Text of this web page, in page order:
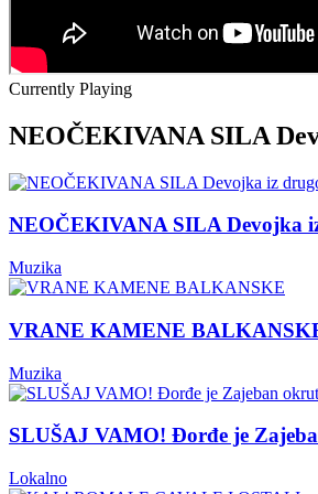
Currently Playing
NEOČEKIVANA SILA
NEOČEKIVANA SILA Devojka
Muzika
VRANE KAMENE
Muzika
SLUŠAJ VAMO! Đorđe je
Lokalno